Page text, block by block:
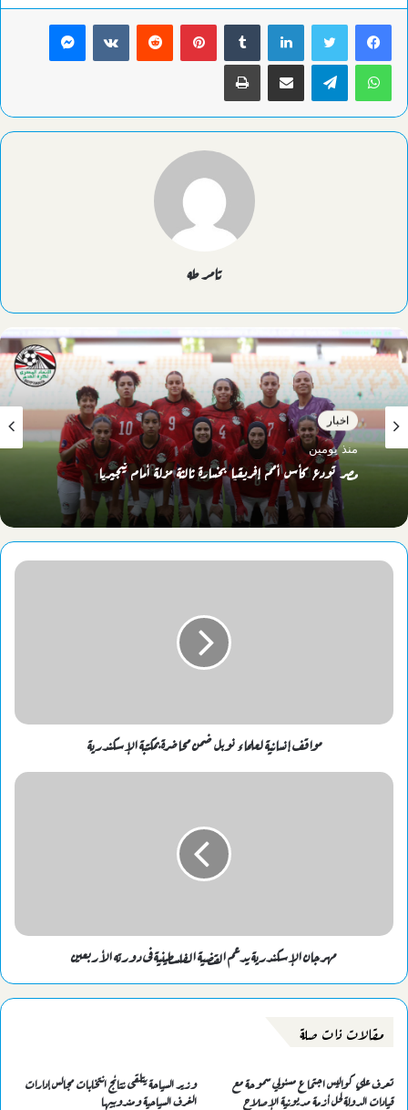
لينكدإن بينتيريست ماسنجر
واتساب تيلقرام مشاركة عبر البريد طباعة
تامر طه
اخبار
منذ يومين
مصر تودع كأس أمم إفريقيا بخسارة ثالثة مزلة أمام نيجيريا
مواقف إنسانية لعلماء نوبل ضمن محاضرة بمكتبة الإسكندرية
مهرجان الإسكندرية يدعم القضية الفلسطينية فى دورته الأربعين
مقالات ذات صلة
تعرف علي كواليس اجتماع مسئولي سموحة مع
قيادات الدولة لحل أزمة مديونية الإصلاح
وزير السياحة يتلقى نتائج انتخابات مجالس إدارات
الغرف السياحية ومندوبيها